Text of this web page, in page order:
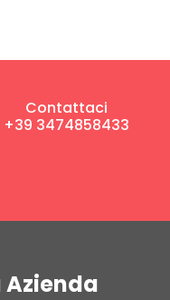
Contattaci
+39 3474858433
Azienda